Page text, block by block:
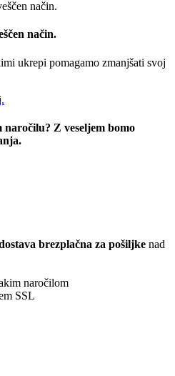
način.
ukrepi pomagamo zmanjšati svoj
naročilu? Z veseljem bomo
brezplačna za pošiljke nad
naročilom
SSL